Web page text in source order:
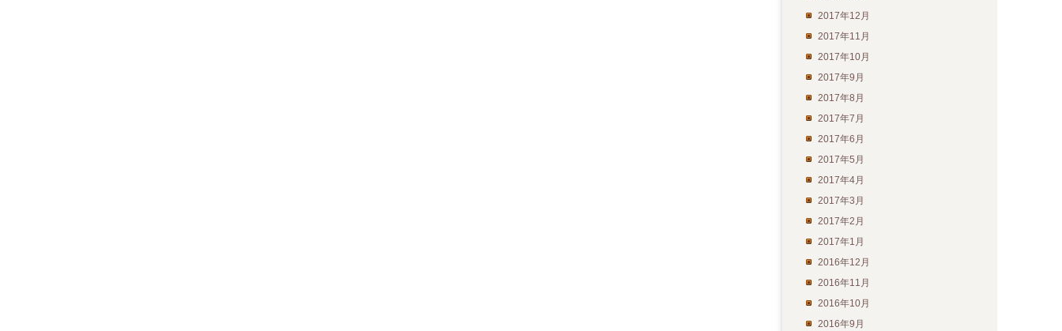
2017年12月
2017年11月
2017年10月
2017年9月
2017年8月
2017年7月
2017年6月
2017年5月
2017年4月
2017年3月
2017年2月
2017年1月
2016年12月
2016年11月
2016年10月
2016年9月